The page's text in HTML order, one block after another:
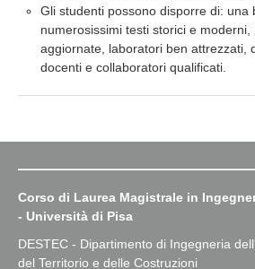
Gli studenti possono disporre di: una
numerosissimi testi storici e
aggiornate, laboratori ben attrezzati,
docenti e collaboratori qualificati.
Corso di Laurea Magistrale in
- Università di Pisa
DESTEC - Dipartimento di Ingegneria
del Territorio e delle Costruzioni